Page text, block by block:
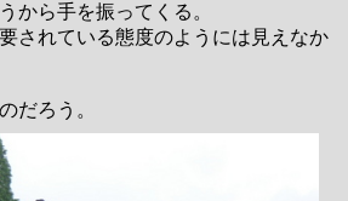
から手を振ってくる。
されている態度のようには見えなか
だろう。